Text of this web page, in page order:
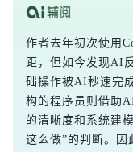
作者去年初次使用
距，但如今发现AI
础操作被AI秒速完
构的程序员则借助
的清晰度和系统建
这么做”的判断。